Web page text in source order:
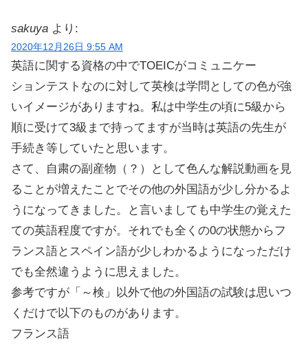
sakuya より:
2020年12月26日 9:55 AM
英語に関する資格の中でTOEICがコミュニケー
ションテストなのに対して英検は学問としての色が強
いイメージがありますね。私は中学生の頃に5級から
順に受けて3級まで持ってますが当時は英語の先生が
手続き等していたと思います。
さて、自粛の副産物（？）として色んな解説動画を見
ることが増えたことでその他の外国語が少し分かるよ
うになってきました。と言いましても中学生の覚えた
ての英語程度ですが。それでも全くの0の状態からフ
ランス語とスペイン語が少しわかるようになっただけ
でも全然違うように思えました。
参考ですが「～検」以外で他の外国語の試験は思いつ
くだけで以下のものがあります。
フランス語